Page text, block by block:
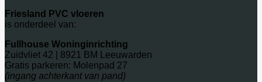
Friesland PVC vloeren
is onderdeel van:
Fullhouse Woninginrichting
Zuidvliet 42 | 8921 BM Leeuwarden
Gratis parkeren: Molenpad 27
(ingang achterkant van pand)